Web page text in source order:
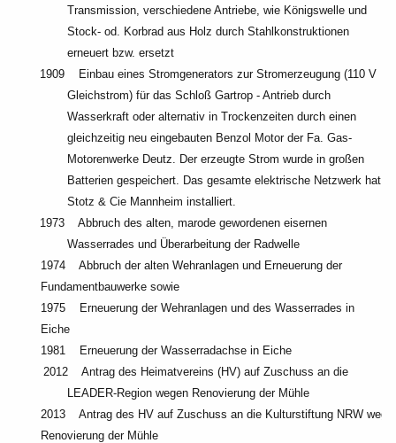
Transmission, verschiedene Antriebe, wie Königswelle und
Stock- od. Korbrad aus Holz durch Stahlkonstruktionen
erneuert bzw. ersetzt
1909 Einbau eines Stromgenerators zur Stromerzeugung (110 V
Gleichstrom) für das Schloß Gartrop - Antrieb durch
Wasserkraft oder alternativ in Trockenzeiten durch einen
gleichzeitig neu eingebauten Benzol Motor der Fa. Gas-
Motorenwerke Deutz. Der erzeugte Strom wurde in großen
Batterien gespeichert. Das gesamte elektrische Netzwerk hat
Stotz & Cie Mannheim installiert.
1973 Abbruch des alten, marode gewordenen eisernen
Wasserrades und Überarbeitung der Radwelle
1974 Abbruch der alten Wehranlagen und Erneuerung der
Fundamentbauwerke sowie
1975 Erneuerung der Wehranlagen und des Wasserrades in
Eiche
1981 Erneuerung der Wasserradachse in Eiche
2012 Antrag des Heimatvereins (HV) auf Zuschuss an die
LEADER-Region wegen Renovierung der Mühle
2013 Antrag des HV auf Zuschuss an die Kulturstiftung NRW
Renovierung der Mühle